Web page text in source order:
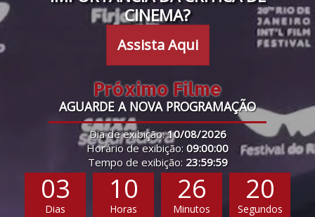
CINEMA?
Assista Aqui
Próximo Filme
AGUARDE A NOVA PROGRAMAÇÃO
Dia de exibição:10/08/2026
Horário de exibição: 09:00:00
Tempo de exibição: 23:59:59
03
Dias
10
Horas
26
Minutos
19
Segundos